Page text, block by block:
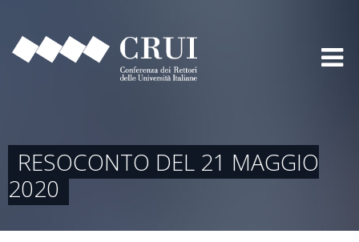
RESOCONTO DEL 21 MAGGIO
2020